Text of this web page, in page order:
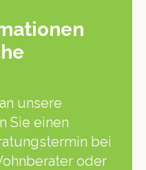
unsere
Sie einen
bei
oder